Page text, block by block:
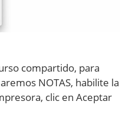
compartido, para
NOTAS, habilite la
clic en Aceptar